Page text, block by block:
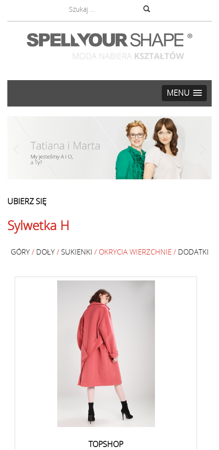
MENU
UBIERZ SIĘ
Sylwetka H
GÓRY / DOŁY / SUKIENKI / OKRYCIA WIERZCHNIE / DODATKI
TOPSHOP